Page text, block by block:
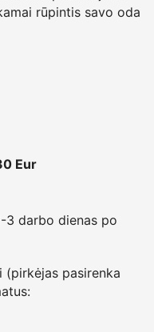
rūpintis savo oda
Eur
3 darbo dienas po
(pirkėjas pasirenka